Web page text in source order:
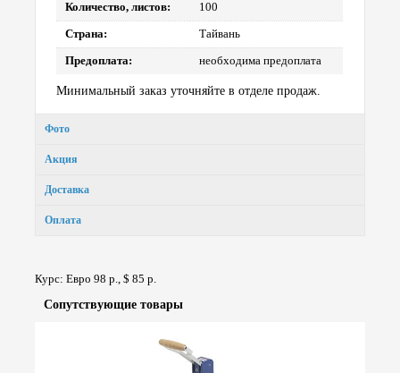
Количество, листов: 100
Страна: Тайвань
Предоплата: необходима предоплата
Минимальный заказ уточняйте в отделе продаж.
Фото
Акция
Доставка
Оплата
Курс: Евро 98 р., $ 85 р.
Сопут­ствую­щие товары